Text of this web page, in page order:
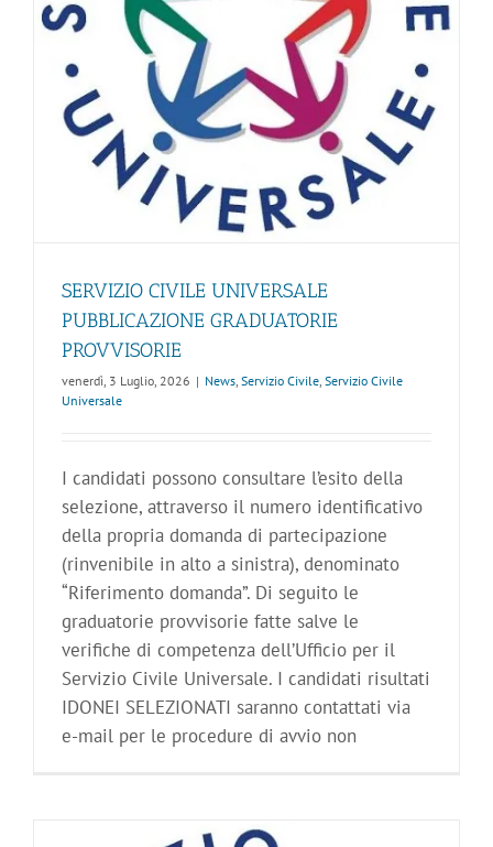
SERVIZIO CIVILE UNIVERSALE
PUBBLICAZIONE GRADUATORIE
PROVVISORIE
venerdì, 3 Luglio, 2026 | News, Servizio Civile, Servizio Civile
Universale
I candidati possono consultare l’esito della
selezione, attraverso il numero identificativo
della propria domanda di partecipazione
(rinvenibile in alto a sinistra), denominato
“Riferimento domanda”. Di seguito le
graduatorie provvisorie fatte salve le
verifiche di competenza dell’Ufficio per il
Servizio Civile Universale. I candidati risultati
IDONEI SELEZIONATI saranno contattati via
e-mail per le procedure di avvio non